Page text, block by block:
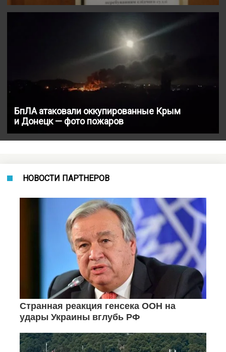
БпЛА атаковали оккупированные Крым
и Донецк — фото пожаров
НОВОСТИ ПАРТНЕРОВ